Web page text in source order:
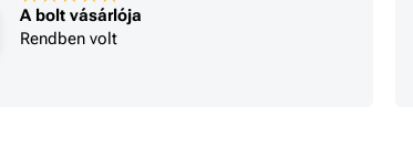
A bolt vásárlója
Rendben volt